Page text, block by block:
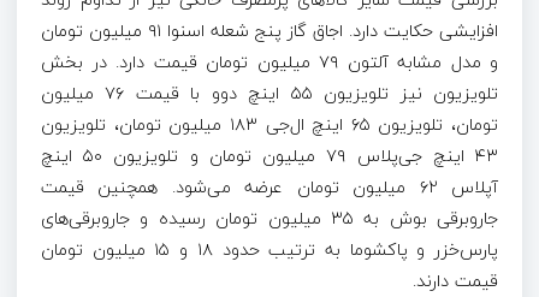
افزایشی حکایت دارد. اجاق گاز پنج شعله اسنوا ۹۱ میلیون تومان
و مدل مشابه آلتون ۷۹ میلیون تومان قیمت دارد. در بخش
تلویزیون نیز تلویزیون ۵۵ اینچ دوو با قیمت ۷۶ میلیون
تومان، تلویزیون ۶۵ اینچ ال‌جی ۱۸۳ میلیون تومان، تلویزیون
۴۳ اینچ جی‌پلاس ۷۹ میلیون تومان و تلویزیون ۵۰ اینچ
آپلاس ۶۲ میلیون تومان عرضه می‌شود. همچنین قیمت
جاروبرقی بوش به ۳۵ میلیون تومان رسیده و جاروبرقی‌های
پارس‌خزر و پاکشوما به ترتیب حدود ۱۸ و ۱۵ میلیون تومان
قیمت دارند.